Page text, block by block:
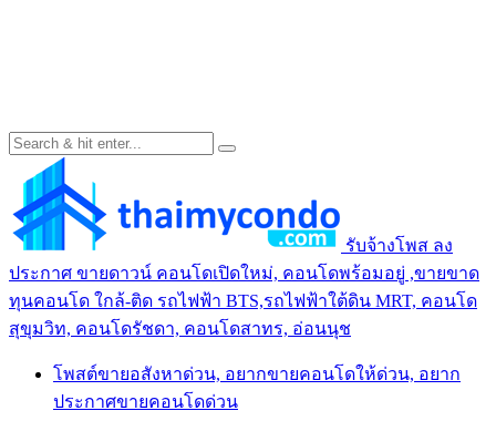
รับจ้างโพส ลง
ประกาศ ขายดาวน์ คอนโดเปิดใหม่, คอนโดพร้อมอยู่ ,ขายขาด
ทุนคอนโด ใกล้-ติด รถไฟฟ้า BTS,รถไฟฟ้าใต้ดิน MRT, คอนโด
สุขุมวิท, คอนโดรัชดา, คอนโดสาทร, อ่อนนุช
โพสต์ขายอสังหาด่วน, อยากขายคอนโดให้ด่วน, อยาก
ประกาศขายคอนโดด่วน